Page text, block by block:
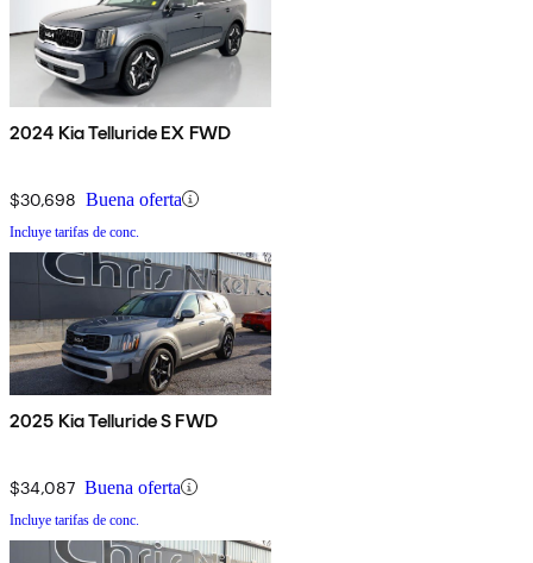
2024 Kia Telluride EX FWD
$30,698 Buena oferta
Incluye tarifas de conc.
2025 Kia Telluride S FWD
$34,087 Buena oferta
Incluye tarifas de conc.